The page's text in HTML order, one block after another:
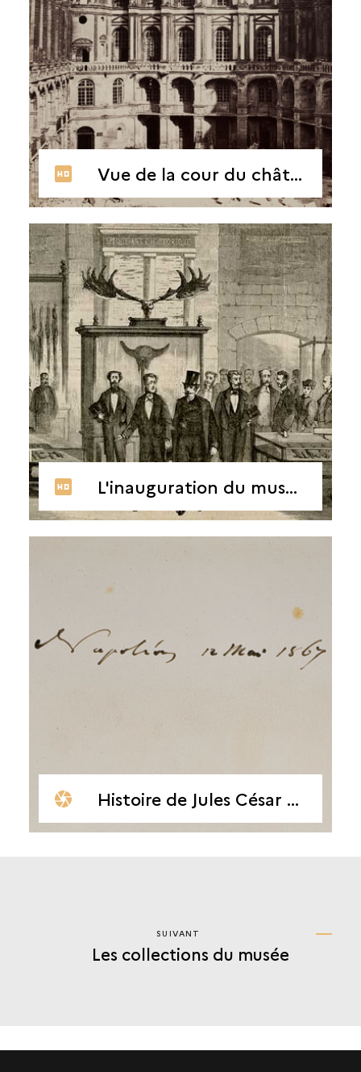
Vue de la cour du château de Saint-Germain, 1862
L'inauguration du musée gallo-romain vue par l'Univers illustré, 29 mai 1867
Histoire de Jules César dédicacé par Napoléon III
SUIVANT
LES
SUIVANT
Les collections du musée